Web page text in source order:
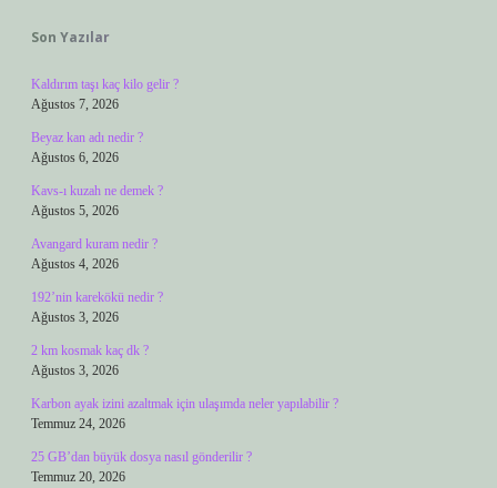
Son Yazılar
Kaldırım taşı kaç kilo gelir ?
Ağustos 7, 2026
Beyaz kan adı nedir ?
Ağustos 6, 2026
Kavs-ı kuzah ne demek ?
Ağustos 5, 2026
Avangard kuram nedir ?
Ağustos 4, 2026
192’nin karekökü nedir ?
Ağustos 3, 2026
2 km kosmak kaç dk ?
Ağustos 3, 2026
Karbon ayak izini azaltmak için ulaşımda neler yapılabilir ?
Temmuz 24, 2026
25 GB’dan büyük dosya nasıl gönderilir ?
Temmuz 20, 2026